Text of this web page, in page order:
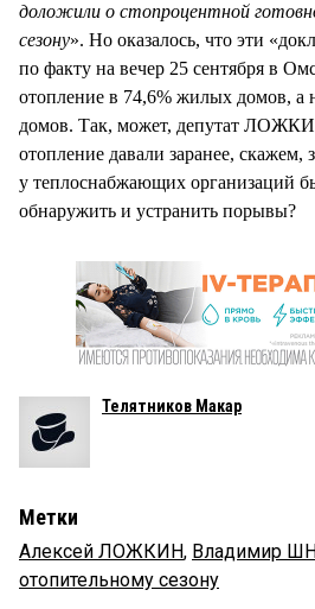
доложили о стопроцентной
сезону». Но оказалось, что эти
по факту на вечер 25 сентября в
отопление в 74,6% жилых домов, а
домов. Так, может, депутат
отопление давали заранее, скажем,
у теплоснабжающих организаций
обнаружить и устранить порывы?
Телятников Макар
Метки
Алексей ЛОЖКИН, Владимир
отопительному сезону